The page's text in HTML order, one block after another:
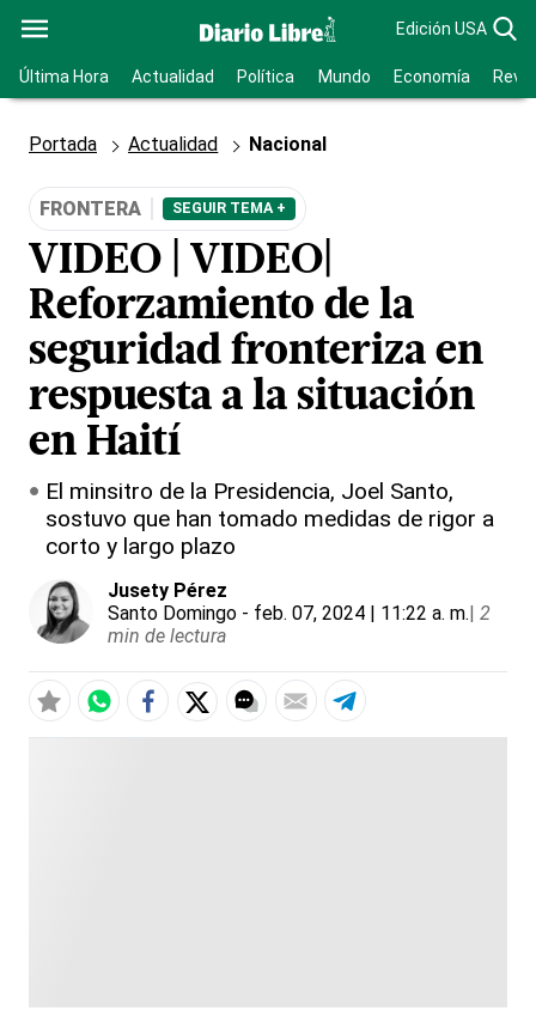
Edición USA
Última Hora Actualidad Política Mundo Economía
Portada Actualidad Nacional
FRONTERA SEGUIR TEMA +
VIDEO | VIDEO|
Reforzamiento de la
seguridad fronteriza en
respuesta a la situación
en Haití
El minsitro de la Presidencia, Joel Santo,
sostuvo que han tomado medidas de rigor a
corto y largo plazo
Jusety Pérez
Santo Domingo - feb. 07, 2024 | 11:22 a. m.| 2
min de lectura